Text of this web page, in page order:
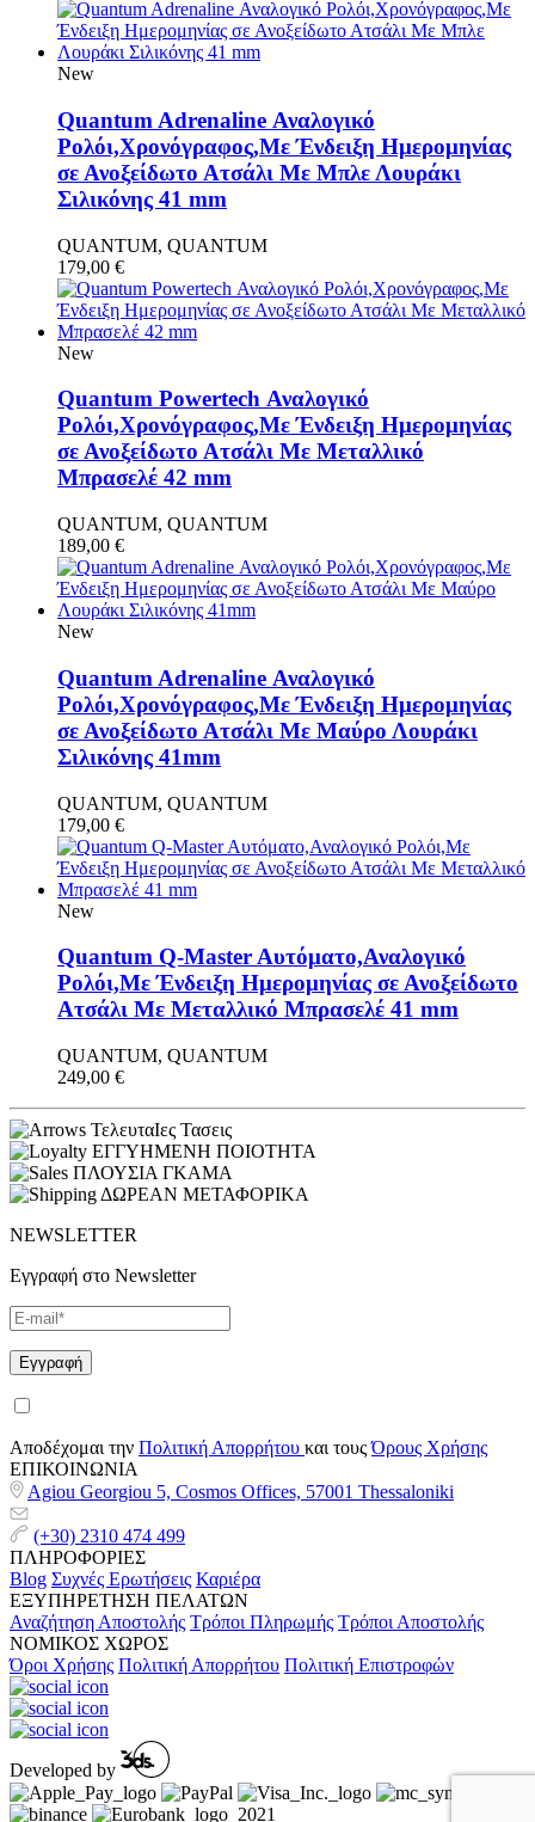
New
Quantum Adrenaline Αναλογικό
Ρολόι,Χρονόγραφος,Με Ένδειξη Ημερομηνίας
σε Ανοξείδωτο Ατσάλι Με Μπλε Λουράκι
Σιλικόνης 41 mm
QUANTUM, QUANTUM
179,00 €
New
Quantum Powertech Αναλογικό
Ρολόι,Χρονόγραφος,Με Ένδειξη Ημερομηνίας
σε Ανοξείδωτο Ατσάλι Με Μεταλλικό
Μπρασελέ 42 mm
QUANTUM, QUANTUM
189,00 €
New
Quantum Adrenaline Αναλογικό
Ρολόι,Χρονόγραφος,Με Ένδειξη Ημερομηνίας
σε Ανοξείδωτο Ατσάλι Με Μαύρο Λουράκι
Σιλικόνης 41mm
QUANTUM, QUANTUM
179,00 €
New
Quantum Q-Master Aυτόματο,Αναλογικό
Ρολόι,Με Ένδειξη Ημερομηνίας σε Ανοξείδωτο
Ατσάλι Με Μεταλλικό Μπρασελέ 41 mm
QUANTUM, QUANTUM
249,00 €
ΤελευταΙες Τασεις
ΕΓΓΥΗΜΕΝΗ ΠΟΙΟΤΗΤΑ
ΠΛΟΥΣΙΑ ΓΚΑΜΑ
ΔΩΡΕΑΝ ΜΕΤΑΦΟΡΙΚΑ
NEWSLETTER
Εγγραφή στο Newsletter
Αποδέχομαι την Πολιτική Απορρήτου και τουςΌρους Χρήσης
ΕΠΙΚΟΙΝΩΝΙΑ
Agiou Georgiou 5, Cosmos Offices, 57001 Thessaloniki
(+30) 2310 474 499
ΠΛΗΡΟΦΟΡΙΕΣ
Blog Συχνές Ερωτήσεις Καριέρα
ΕΞΥΠΗΡΕΤΗΣΗ ΠΕΛΑΤΩΝ
Αναζήτηση Αποστολής Τρόποι Πληρωμής Τρόποι Αποστολής
ΝΟΜΙΚΟΣ ΧΩΡΟΣ
Όροι Χρήσης Πολιτική Απορρήτου Πολιτική Επιστροφών
Developed by